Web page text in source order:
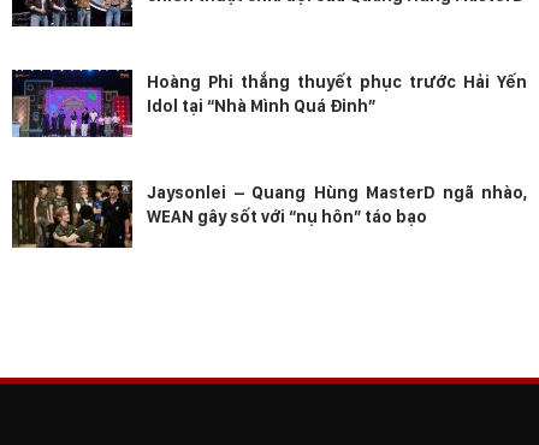
Hoàng Phi thắng thuyết phục trước Hải Yến
Idol tại “Nhà Mình Quá Đỉnh”
Jaysonlei – Quang Hùng MasterD ngã nhào,
WEAN gây sốt với “nụ hôn” táo bạo